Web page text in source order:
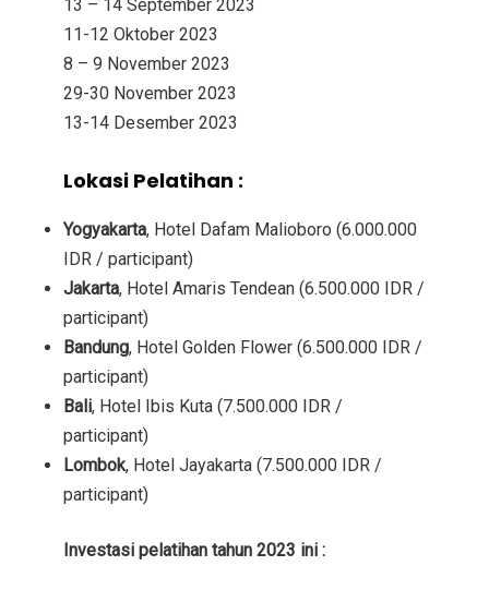
13 – 14 September 2023
11-12 Oktober 2023
8 – 9 November 2023
29-30 November 2023
13-14 Desember 2023
Lokasi Pelatihan :
Yogyakarta, Hotel Dafam Malioboro (6.000.000
IDR / participant)
Jakarta, Hotel Amaris Tendean (6.500.000 IDR /
participant)
Bandung, Hotel Golden Flower (6.500.000 IDR /
participant)
Bali, Hotel Ibis Kuta (7.500.000 IDR /
participant)
Lombok, Hotel Jayakarta (7.500.000 IDR /
participant)
Investasi pelatihan tahun 2023 ini :